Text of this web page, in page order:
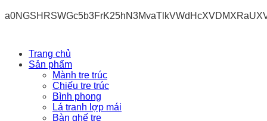
Trang chủ
Sản phẩm
Mành tre trúc
Chiếu tre trúc
Bình phong
Lá tranh lợp mái
Bàn ghế tre